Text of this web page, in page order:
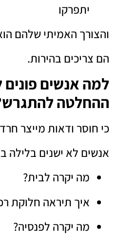
יתפרקו
והצורך האמיתי שלהם
הם צריכים בהירות.
למה אנשים פונים
ההחלטה
כי חוסר ודאות מייצר
אנשים לא ישנים בלילה
מה יקרה לבית?
איך תיראה חלוקת
מה יקרה לפנסיה?